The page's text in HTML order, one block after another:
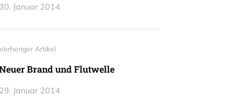
Januar 2014
Artikel
Brand und Flutwelle
Januar 2014